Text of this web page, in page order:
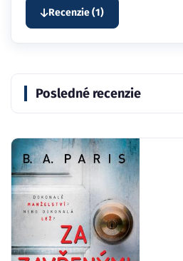
Recenzie (1)
Posledné recenzie